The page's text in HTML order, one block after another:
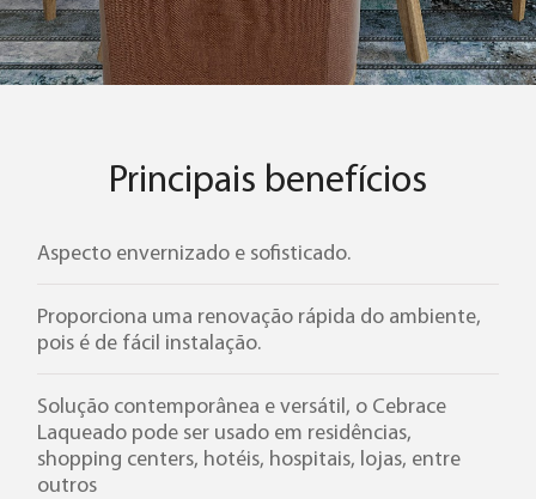
Cebrace Reflecta
Cebrace Thermo Vision
Contraflam
Principais benefícios
Aspecto envernizado e sofisticado.
Proporciona uma renovação rápida do ambiente,
pois é de fácil instalação.
Solução contemporânea e versátil, o Cebrace
Laqueado pode ser usado em residências,
shopping centers, hotéis, hospitais, lojas, entre
outros